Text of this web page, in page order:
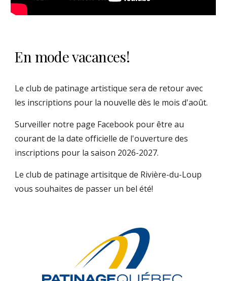
En mode vacances!
Le club de patinage artistique sera de retour avec
les inscriptions pour la nouvelle dès le mois d'août.
Surveiller notre page Facebook pour être au
courant de la date officielle de l'ouverture des
inscriptions pour la saison 2026-2027.
Le club de patinage artisitque de Rivière-du-Loup
vous souhaites de passer un bel été!